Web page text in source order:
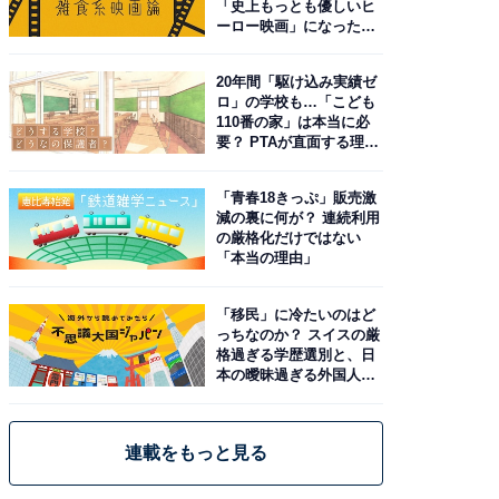
「史上もっとも優しいヒ
ーロー映画」になった理
20年間「駆け込み実績ゼ
ロ」の学校も…「こども
110番の家」は本当に必
要？ PTAが直面する理想
「青春18きっぷ」販売激
減の裏に何が？ 連続利用
の厳格化だけではない
「本当の理由」
「移民」に冷たいのはど
っちなのか？ スイスの厳
格過ぎる学歴選別と、日
本の曖昧過ぎる外国人政
連載をもっと見る